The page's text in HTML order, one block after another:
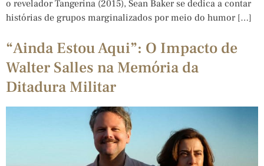
o revelador Tangerina (2015), Sean Baker se dedica a contar
histórias de grupos marginalizados por meio do humor […]
“Ainda Estou Aqui”: O Impacto de
Walter Salles na Memória da
Ditadura Militar